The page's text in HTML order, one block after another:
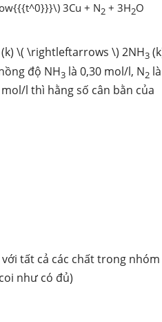
3Cu + N2 + 3H2O
(k) \( \rightleftarrows \) 2NH3
độ NH3 là 0,30 mol/l, N2 là
mol/l thì hằng số cân bằn của
tất cả các chất trong nhóm
như có đủ)